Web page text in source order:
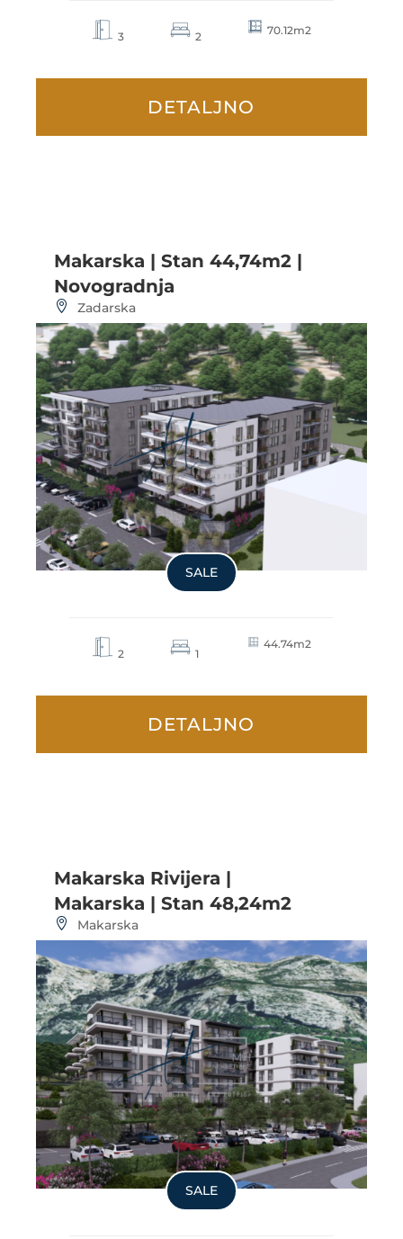
3 2 70.12m2
DETALJNO
Makarska | Stan 44,74m2 |
Novogradnja
Zadarska
SALE
2 1
44.74m2
DETALJNO
Makarska Rivijera |
Makarska | Stan 48,24m2
Makarska
SALE